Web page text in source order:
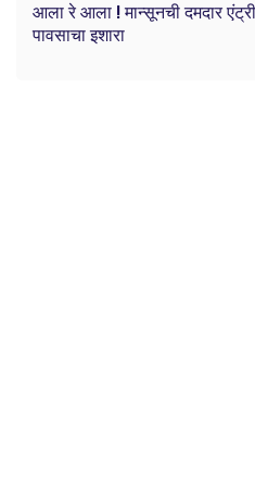
आला रे आला ! मान्सूनची दमदार
पावसाचा इशारा